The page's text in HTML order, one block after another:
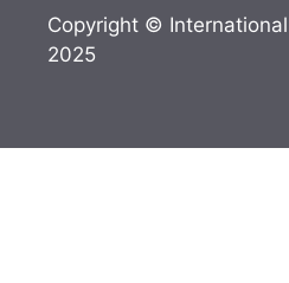
Copyright ©
2025